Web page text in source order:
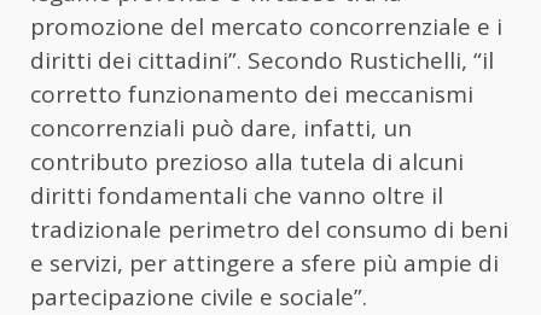
promozione del mercato concorrenziale e i
diritti dei cittadini”. Secondo Rustichelli, “il
corretto funzionamento dei meccanismi
concorrenziali può dare, infatti, un
contributo prezioso alla tutela di alcuni
diritti fondamentali che vanno oltre il
tradizionale perimetro del consumo di beni
e servizi, per attingere a sfere più ampie di
partecipazione civile e sociale”.